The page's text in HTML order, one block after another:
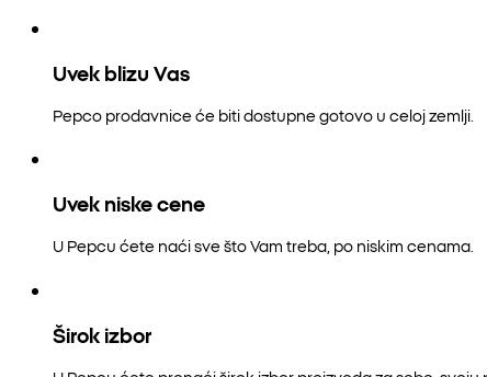
Uvek blizu Vas
Pepco prodavnice će biti dostupne gotovo u celoj zemlji.
Uvek niske cene
U Pepcu ćete naći sve što Vam treba, po niskim cenama.
Širok izbor